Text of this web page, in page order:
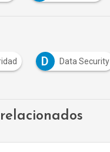
D Data Security